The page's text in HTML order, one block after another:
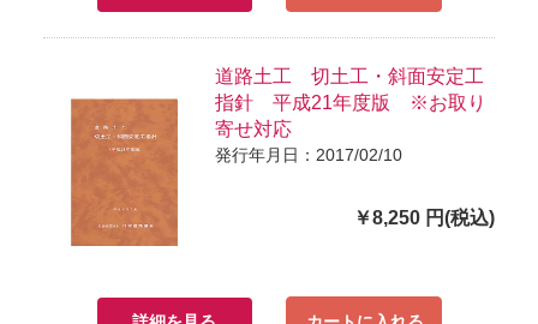
道路土工 切土工・斜面安定工
指針 平成21年度版 ※お取り
寄せ対応
発行年月日：2017/02/10
￥8,250 円(税込)